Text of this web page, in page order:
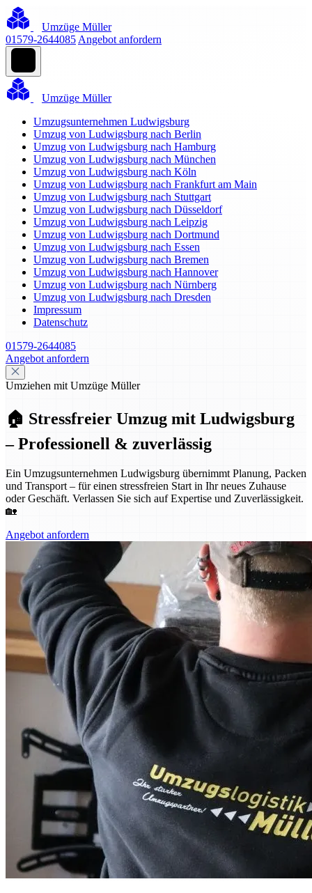
Umzüge Müller
01579-2644085 Angebot anfordern
Umzüge Müller
Umzugsunternehmen Ludwigsburg
Umzug von Ludwigsburg nach Berlin
Umzug von Ludwigsburg nach Hamburg
Umzug von Ludwigsburg nach München
Umzug von Ludwigsburg nach Köln
Umzug von Ludwigsburg nach Frankfurt am Main
Umzug von Ludwigsburg nach Stuttgart
Umzug von Ludwigsburg nach Düsseldorf
Umzug von Ludwigsburg nach Leipzig
Umzug von Ludwigsburg nach Dortmund
Umzug von Ludwigsburg nach Essen
Umzug von Ludwigsburg nach Bremen
Umzug von Ludwigsburg nach Hannover
Umzug von Ludwigsburg nach Nürnberg
Umzug von Ludwigsburg nach Dresden
Impressum
Datenschutz
01579-2644085
Angebot anfordern
Umziehen mit Umzüge Müller
🏠 Stressfreier Umzug mit Ludwigsburg
– Professionell & zuverlässig
Ein Umzugsunternehmen Ludwigsburg übernimmt Planung, Packen
und Transport – für einen stressfreien Start in Ihr neues Zuhause
oder Geschäft. Verlassen Sie sich auf Expertise und Zuverlässigkeit.
🏡
Angebot anfordern